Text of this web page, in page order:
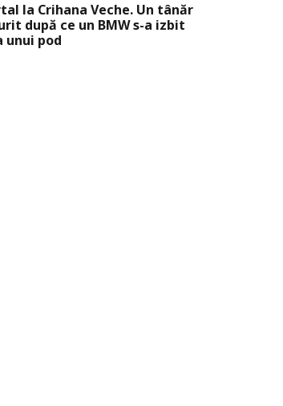
la Crihana Veche. Un tânăr
după ce un BMW s-a izbit
unui pod